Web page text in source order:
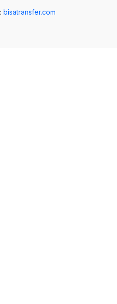
bisatransfer.com